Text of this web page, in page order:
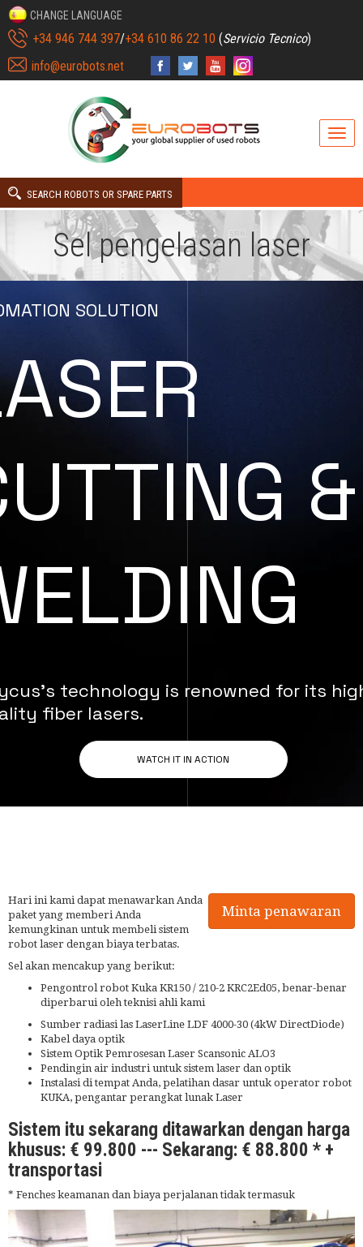
CHANGE LANGUAGE
+34 946 744 397/+34 610 86 22 10 (Servicio Tecnico)
info@eurobots.net
SEARCH ROBOTS OR SPARE PARTS
Sel pengelasan laser
Minta penawaran
Hari ini kami dapat menawarkan Anda
paket yang memberi Anda
kemungkinan untuk membeli sistem
robot laser dengan biaya terbatas.
Sel akan mencakup yang berikut:
Pengontrol robot Kuka KR150 / 210-2 KRC2Ed05, benar-benar
diperbarui oleh teknisi ahli kami
Sumber radiasi las LaserLine LDF 4000-30 (4kW DirectDiode)
Kabel daya optik
Sistem Optik Pemrosesan Laser Scansonic ALO3
Pendingin air industri untuk sistem laser dan optik
Instalasi di tempat Anda, pelatihan dasar untuk operator robot
KUKA, pengantar perangkat lunak Laser
Sistem itu sekarang ditawarkan dengan harga
khusus: € 99.800 --- Sekarang: € 88.800 * +
transportasi
* Fenches keamanan dan biaya perjalanan tidak termasuk